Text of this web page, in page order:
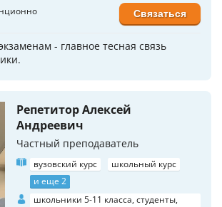
- главное тесная связь
Связаться
Репетитор Алексей
Андреевич
Частный преподаватель
вузовский курс
школьный курс
и еще 2
школьники 5-11 класса, студенты,